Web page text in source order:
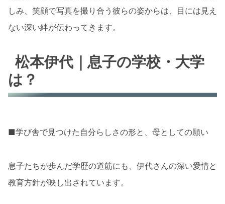
しみ、笑顔で写真を撮り合う彼らの姿からは、目には見え
ない深い絆が伝わってきます。
松本伊代｜息子の学校・大学
は？
■学び舎で見つけた自分らしさの形と、母としての願い
息子たちが歩んだ学歴の道筋にも、伊代さんの深い愛情と
教育方針が映し出されています。